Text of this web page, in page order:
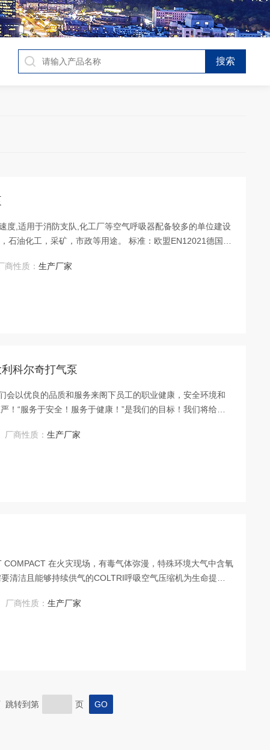
度,适用于消防支队,化工厂等空气呼吸器配备较多的单位建设
污功能,排污时间可以按需调节,且
商性质：生产厂家
科尔奇打气泵
会以优良的品质和服务来阁下员工的职业健康，安全环境和
！“服务于安全！服务于健康！”是我们的目标！我们将给您
厂商性质：生产厂家
在火灾现场，有毒气体弥漫，特殊环境大气中含氧
清洁且能够持续供气的COLTRI呼吸空气压缩机为生命提供
呼吸空气压缩机为他们的安全提供保障， 每一
厂商性质：生产厂家
跳转到第 页